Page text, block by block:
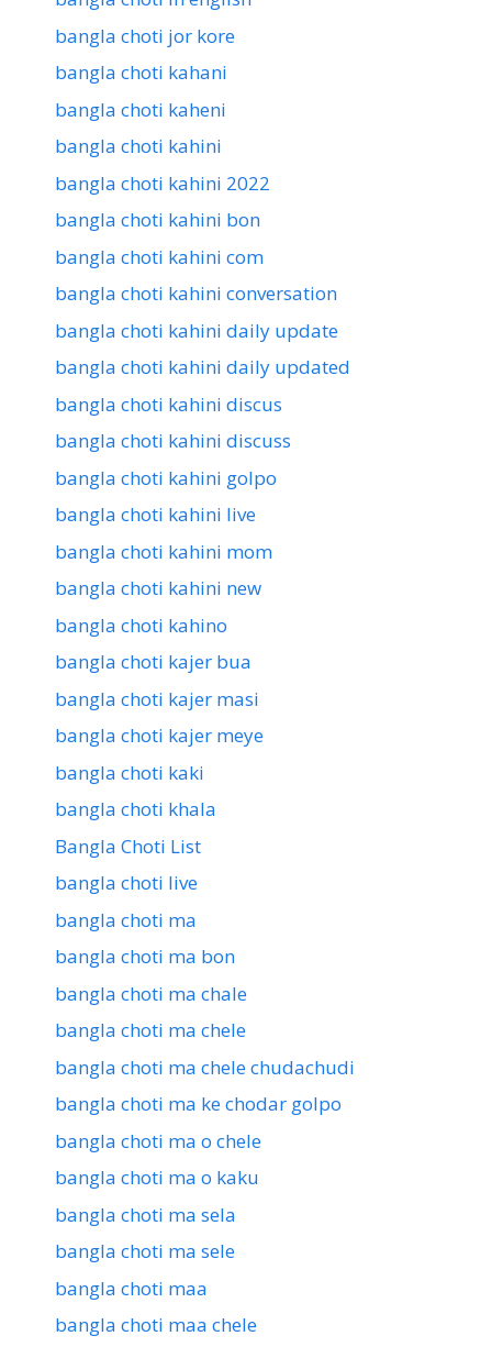
bangla choti jor kore
bangla choti kahani
bangla choti kaheni
bangla choti kahini
bangla choti kahini 2022
bangla choti kahini bon
bangla choti kahini com
bangla choti kahini conversation
bangla choti kahini daily update
bangla choti kahini daily updated
bangla choti kahini discus
bangla choti kahini discuss
bangla choti kahini golpo
bangla choti kahini live
bangla choti kahini mom
bangla choti kahini new
bangla choti kahino
bangla choti kajer bua
bangla choti kajer masi
bangla choti kajer meye
bangla choti kaki
bangla choti khala
Bangla Choti List
bangla choti live
bangla choti ma
bangla choti ma bon
bangla choti ma chale
bangla choti ma chele
bangla choti ma chele chudachudi
bangla choti ma ke chodar golpo
bangla choti ma o chele
bangla choti ma o kaku
bangla choti ma sela
bangla choti ma sele
bangla choti maa
bangla choti maa chele